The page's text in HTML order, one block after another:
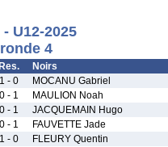
U12-2025
4
Res. Noirs
1 - 0 MOCANU Gabriel
0 - 1 MAULION Noah
0 - 1 JACQUEMAIN Hugo
0 - 1 FAUVETTE Jade
1 - 0 FLEURY Quentin